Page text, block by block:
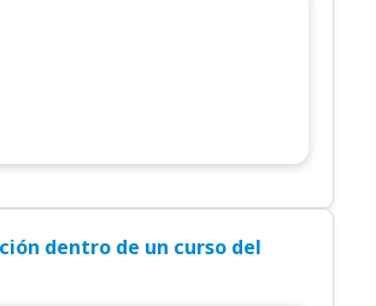
dentro de un curso del